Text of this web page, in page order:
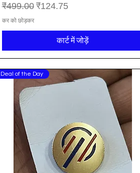
नियमित मूल्य
₹499.00 बिक्री मूल्य
₹124.75
कर को छोड़कर
कार्ट में जोड़ें
Deal of the Day